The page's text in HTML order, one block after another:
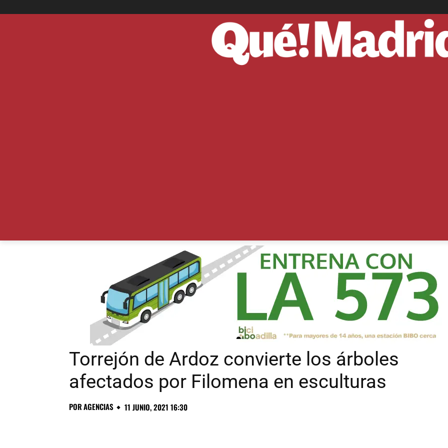
Torrejón de Ardoz convierte los árboles
afectados por Filomena en esculturas
PORAGENCIAS 11 JUNIO, 2021 16:30